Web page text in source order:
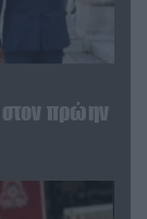
στον πρώην